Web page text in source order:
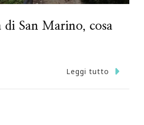
di San Marino, cosa
Leggi tutto